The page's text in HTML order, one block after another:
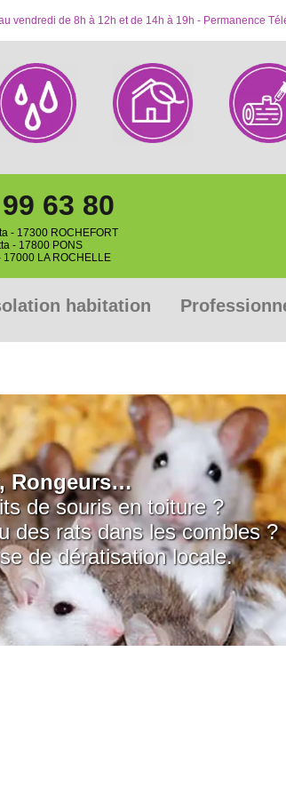
vendredi de 8h à 12h et de 14h à 19h - Permanence
63 80
- 17300 ROCHEFORT
- 17800 PONS
LA ROCHELLE
habitation
Rongeurs…
de souris en toiture ?
des rats dans les combles ?
de dératisation locale.